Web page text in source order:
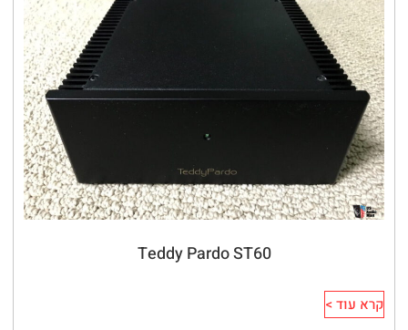
Teddy Pardo ST60
קרא עוד >